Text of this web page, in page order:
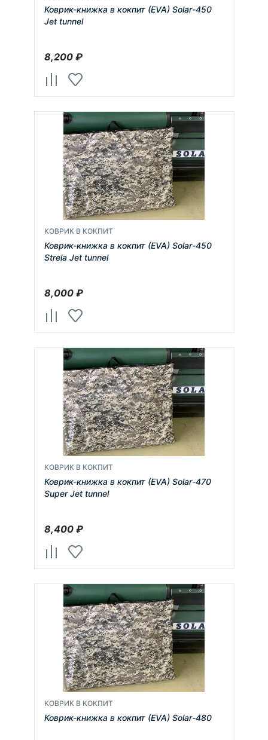
Коврик-книжка в кокпит (EVA) Solar-450
Jet tunnel
8,200₽
КОВРИК В КОКПИТ
Коврик-книжка в кокпит (EVA) Solar-450
Strela Jet tunnel
8,000₽
КОВРИК В КОКПИТ
Коврик-книжка в кокпит (EVA) Solar-470
Super Jet tunnel
8,400₽
КОВРИК В КОКПИТ
Коврик-книжка в кокпит (EVA) Solar-480